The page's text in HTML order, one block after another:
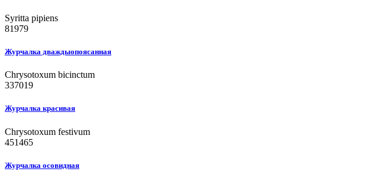
Syritta pipiens
81979
Журчалка дваждыопоясанная
Chrysotoxum bicinctum
337019
Журчалка красивая
Chrysotoxum festivum
451465
Журчалка осовидная